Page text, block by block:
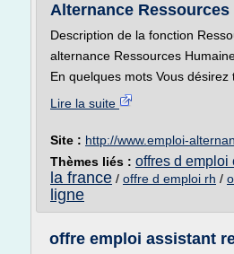
Alternance
Description de la fonction
alternance Ressources
En quelques mots Vous désirez
Lire la suite
Site : http://www.emploi-
Thèmes liés : offres d emploi
la france / offre d emploi rh /
ligne
offre emploi assistant